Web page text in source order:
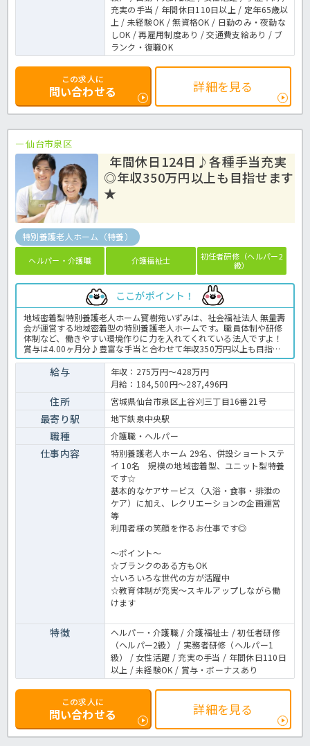
充実の手当 / 年間休日110日以上 / 定年65歳以
上 / 未経験OK / 無資格OK / 日勤のみ・夜勤な
しOK / 再雇用制度あり / 交通費支給あり / ブ
ランク・復職OK
この求人に
問い合わせる 詳細を見る
仙台市泉区
年間休日124日♪各種手当充実
◎年収350万円以上も目指せます
★
特別養護老人ホーム（特養）
ヘルパー・介護職 介護福祉士
初任者研修（ヘルパー2
級）
ここがポイント！
地域密着型特別養護老人ホーム寳樹苑いずみは、社会福祉法人 無量壽
会が運営する地域密着型の特別養護老人ホームです。職員体制や研修
体制など、働きやすい環境作りに力を入れてくれている法人ですよ！
賞与は4.00ヶ月分♪豊富な手当と合わせて年収350万円以上も目指せ
ます！年間休日も124日と大変充実していますので、お仕事もプライ
ベートも充実させたい方におすすめの求人です♪ご興味のある方はお
気軽にほっ介護までお問合せ下さい。特養での介護業務全般です。 ＜
介護職 正職員 特養の求人＞
給与
年収：275万円～428万円
月給：184,500円～287,496円
住所 宮城県仙台市泉区上谷刈三丁目16番21号
最寄り駅 地下鉄泉中央駅
職種 介護職・ヘルパー
仕事内容
特別養護老人ホーム 29名、併設ショートステ
イ 10名 規模の地域密着型、ユニット型特養
です☆
基本的なケアサービス（入浴・食事・排泄の
ケア）に加え、レクリエーションの企画運営
等
利用者様の笑顔を作るお仕事です◎
～ポイント～
☆ブランクのある方もOK
☆いろいろな世代の方が活躍中
☆教育体制が充実～スキルアップしながら働
けます
特徴
ヘルパー・介護職 / 介護福祉士 / 初任者研修
（ヘルパー2級） / 実務者研修（ヘルパー1
級） / 女性活躍 / 充実の手当 / 年間休日110日
以上 / 未経験OK / 賞与・ボーナスあり
この求人に
問い合わせる 詳細を見る